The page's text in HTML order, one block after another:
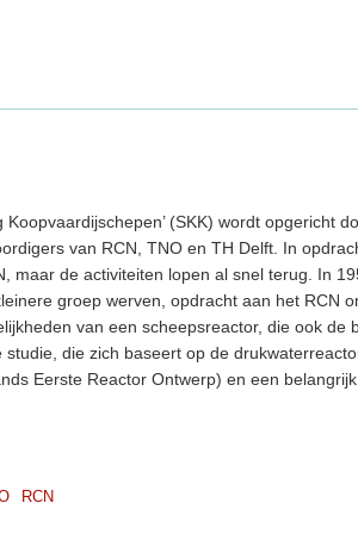
Koopvaardijschepen’ (SKK) wordt opgericht
van RCN, TNO en TH Delft. In
maar de activiteiten lopen al snel terug. In
groep werven, opdracht aan het RCN
van een scheepsreactor, die ook de
die zich baseert op de
Eerste Reactor Ontwerp) en een
RCN